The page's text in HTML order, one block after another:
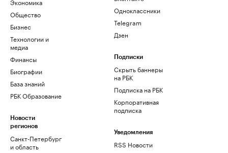
Экономика
Общество
Бизнес
Технологии и
медиа
Финансы
Биографии
База знаний
РБК Образование
Новости
регионов
Санкт-Петербург
и область
Одноклассники
Telegram
Дзен
Подписки
Скрыть баннеры
на РБК
Подписка на РБК
Корпоративная
подписка
Уведомления
RSS Новости